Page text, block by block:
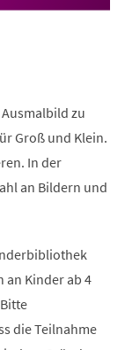
zu
Groß und Klein.
In der
an Bildern und
an Kinder ab 4
die Teilnahme